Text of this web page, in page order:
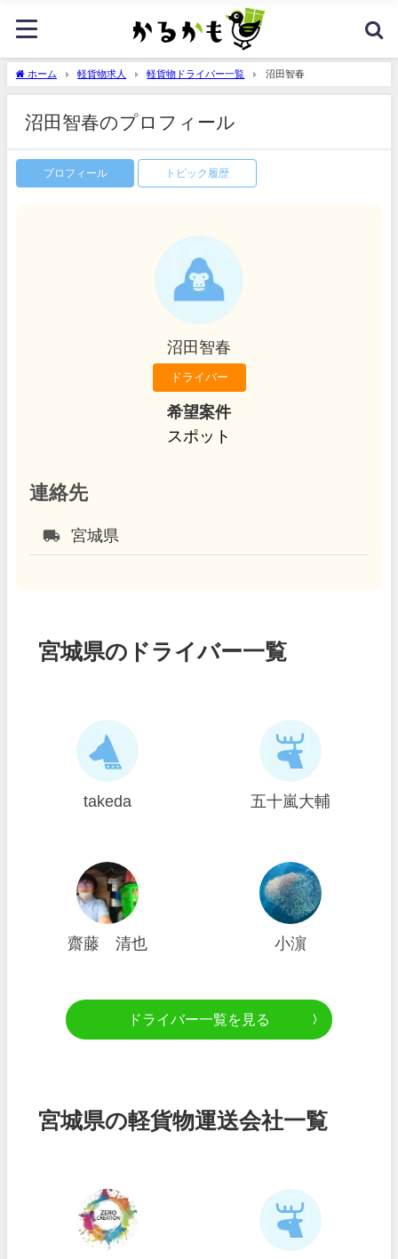
ホーム 軽貨物求人 軽貨物ドライバー一覧 沼田智春
沼田智春のプロフィール
プロフィール トピック履歴
沼田智春
ドライバー
希望案件
スポット
連絡先
local_shipping 宮城県
宮城県のドライバー一覧
takeda 五十嵐大輔
齋藤 清也 小濵
ドライバー一覧を見る
宮城県の軽貨物運送会社一覧